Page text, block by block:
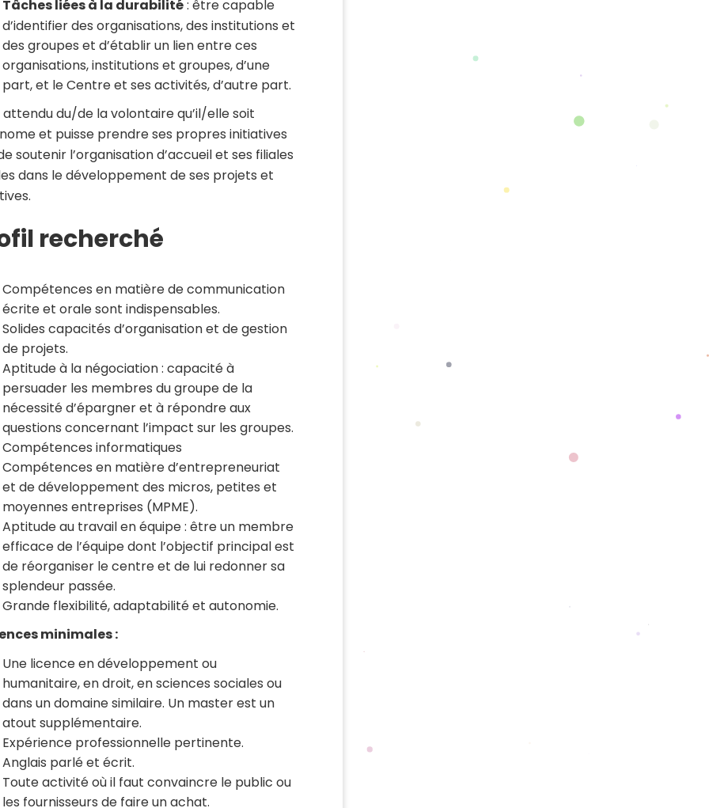
Tâches liées à la durabilité: être capable
d’identifier des organisations, des institutions et
des groupes et d’établir un lien entre ces
organisations, institutions et groupes, d’une
part, et le Centre et ses activités, d’autre part.
attendu du/de la volontaire qu’il/elle soit
et puisse prendre ses propres initiatives
soutenir l’organisation d’accueil et ses filiales
dans le développement de ses projets et
recherché
Compétences en matière de communication
écrite et orale sont indispensables.
Solides capacités d’organisation et de gestion
de projets.
Aptitude à la négociation : capacité à
persuader les membres du groupe de la
nécessité d’épargner et à répondre aux
questions concernant l’impact sur les groupes.
Compétences informatiques
Compétences en matière d’entrepreneuriat
et de développement des micros, petites et
moyennes entreprises (MPME).
Aptitude au travail en équipe : être un membre
efficace de l’équipe dont l’objectif principal est
de réorganiser le centre et de lui redonner sa
splendeur passée.
Grande flexibilité, adaptabilité et autonomie.
minimales :
Une licence en développement ou
humanitaire, en droit, en sciences sociales ou
dans un domaine similaire. Un master est un
atout supplémentaire.
Expérience professionnelle pertinente.
Anglais parlé et écrit.
Toute activité où il faut convaincre le public ou
les fournisseurs de faire un achat.